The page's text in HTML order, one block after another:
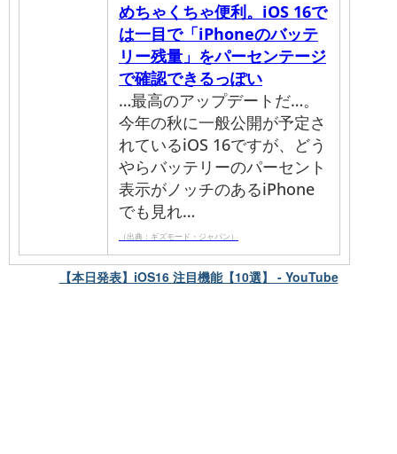
めちゃくちゃ便利。iOS 16で
は一目で「iPhoneのバッテ
リー残量」をパーセンテージ
で確認できるっぽい
…最高のアップデートだ…。
今年の秋に一般公開が予定さ
れているiOS 16ですが、どう
やらバッテリーのパーセント
表示がノッチのあるiPhone
でも見れ…
（出典：ギズモード・ジャパン）
【本日発表】iOS16 注目機能【10選】 - YouTube